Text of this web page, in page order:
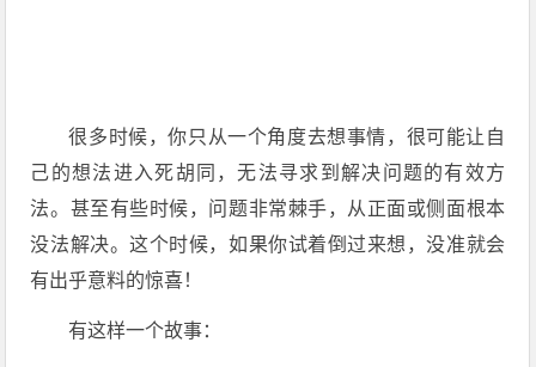
很多时候，你只从一个角度去想事情，很可能让自
己的想法进入死胡同，无法寻求到解决问题的有效方
法。甚至有些时候，问题非常棘手，从正面或侧面根本
没法解决。这个时候，如果你试着倒过来想，没准就会
有出乎意料的惊喜！
有这样一个故事：